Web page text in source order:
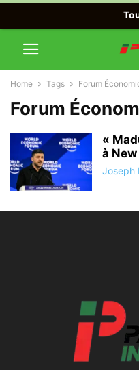
Home Tags Forum
Forum
«
à
Joseph